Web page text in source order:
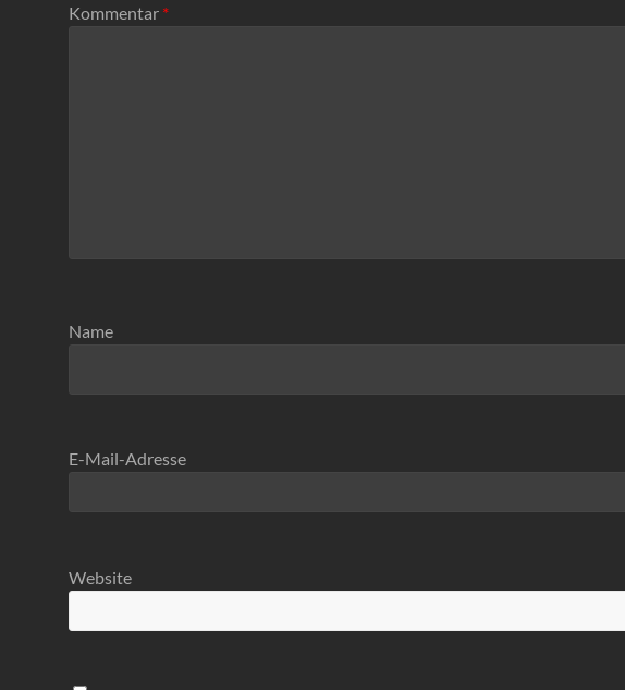
Kommentar *
Name
E-Mail-Adresse
Website